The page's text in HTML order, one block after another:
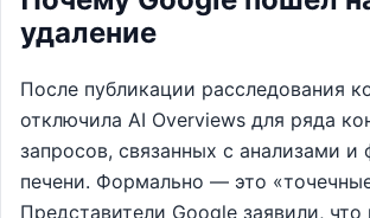
удаление
После публикации расследования
отключила AI Overviews для ряда
запросов, связанных с анализами и
печени. Формально — это
Представители Google заявили, что